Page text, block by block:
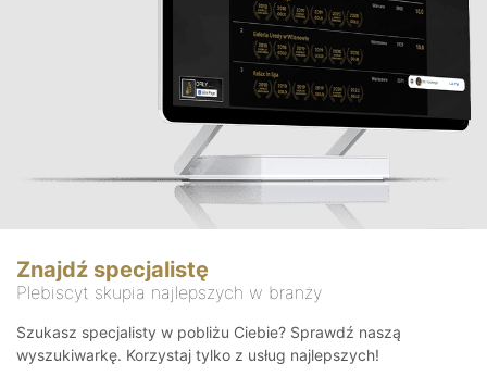
Znajdź specjalistę
Plebiscyt skupia najlepszych w branży
Szukasz specjalisty w pobliżu Ciebie? Sprawdź naszą
wyszukiwarkę. Korzystaj tylko z usług najlepszych!